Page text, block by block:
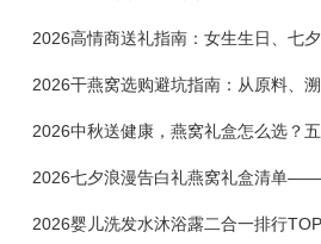
2026中秋送健康，燕窝礼盒怎么选？
2026婴儿洗发水沐浴露二合一排行